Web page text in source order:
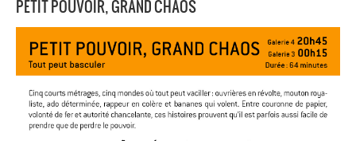
PETIT POUVOIR, GRAND CHAOS